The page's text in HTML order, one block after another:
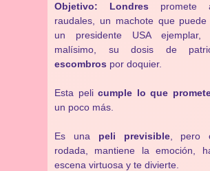
Objetivo: Londres promete
raudales, un machote que puede
un presidente USA
malísimo, su dosis de
escombros por doquier.
Esta pelicumple lo que
un poco más.
Es una peli previsible, pero
rodada, mantiene la emoción,
escena virtuosa y te divierte.